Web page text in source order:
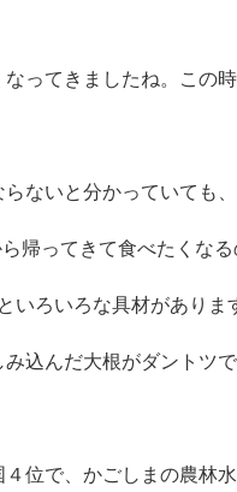
ってきましたね。この
ないと分かっていても
帰ってきて食べたくな
いろいろな具材があり
込んだ大根がダントツ
位で、かごしまの農林